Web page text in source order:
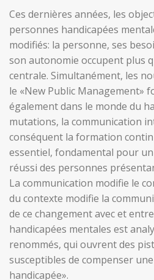
Ces dernières années, les
personnes handicapées
modifiés: la personne, ses
son autonomie occupent plus
centrale. Simultanément, les
le «New Public Management»
également dans le monde du
mutations, la communication
conséquent la formation
essentiel, fondamental pour
réussi des personnes
La communication modifie le
du contexte modifie la
de ce changement avec et
handicapées mentales est
renommés, qui ouvrent des
susceptibles de compenser
handicapée».